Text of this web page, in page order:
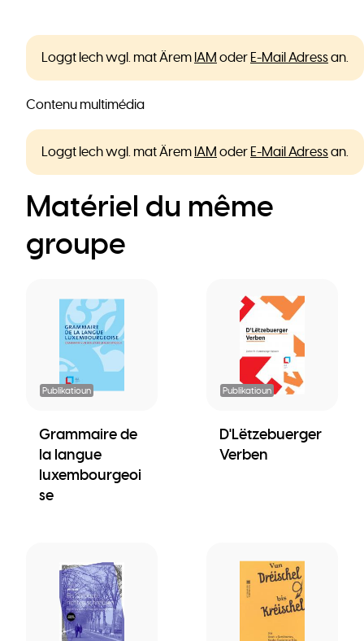
Loggt Iech wgl. mat Ärem IAM oder E-Mail Adressan.
Contenu multimédia
Loggt Iech wgl. mat Ärem IAM oder E-Mail Adressan.
Matériel du même
groupe
Publikatioun
Grammaire de
la langue
luxembourgeoi
se
Publikatioun
D'Lëtzebuerger
Verben